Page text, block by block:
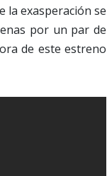
la exasperación se
por un par de
de este estreno